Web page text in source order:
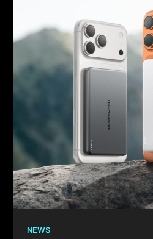
NEWS